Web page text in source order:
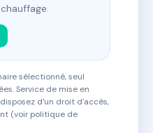
sélectionné, seul
Service de mise en
d'un droit d'accès,
(voir politique de